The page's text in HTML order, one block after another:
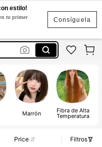
Consíguela
estilo!
tu primer
Marrón Fibra de Alta
Temperatura
Price
Filtros